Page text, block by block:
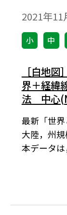
2021年11
小 中
［白地
界＋経緯
法 中心
最新「世
大陸，州
本データ
ト作成や